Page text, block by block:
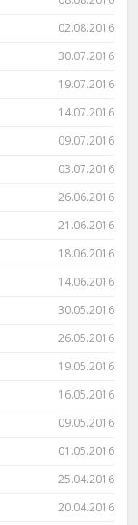
02.08.2016
30.07.2016
19.07.2016
14.07.2016
09.07.2016
03.07.2016
26.06.2016
21.06.2016
18.06.2016
14.06.2016
30.05.2016
26.05.2016
19.05.2016
16.05.2016
09.05.2016
01.05.2016
25.04.2016
20.04.2016